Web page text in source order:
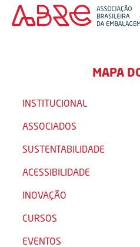
MAPA
INSTITUCIONAL
ASSOCIADOS
SUSTENTABILIDADE
ACESSIBILIDADE
INOVAÇÃO
CURSOS
EVENTOS